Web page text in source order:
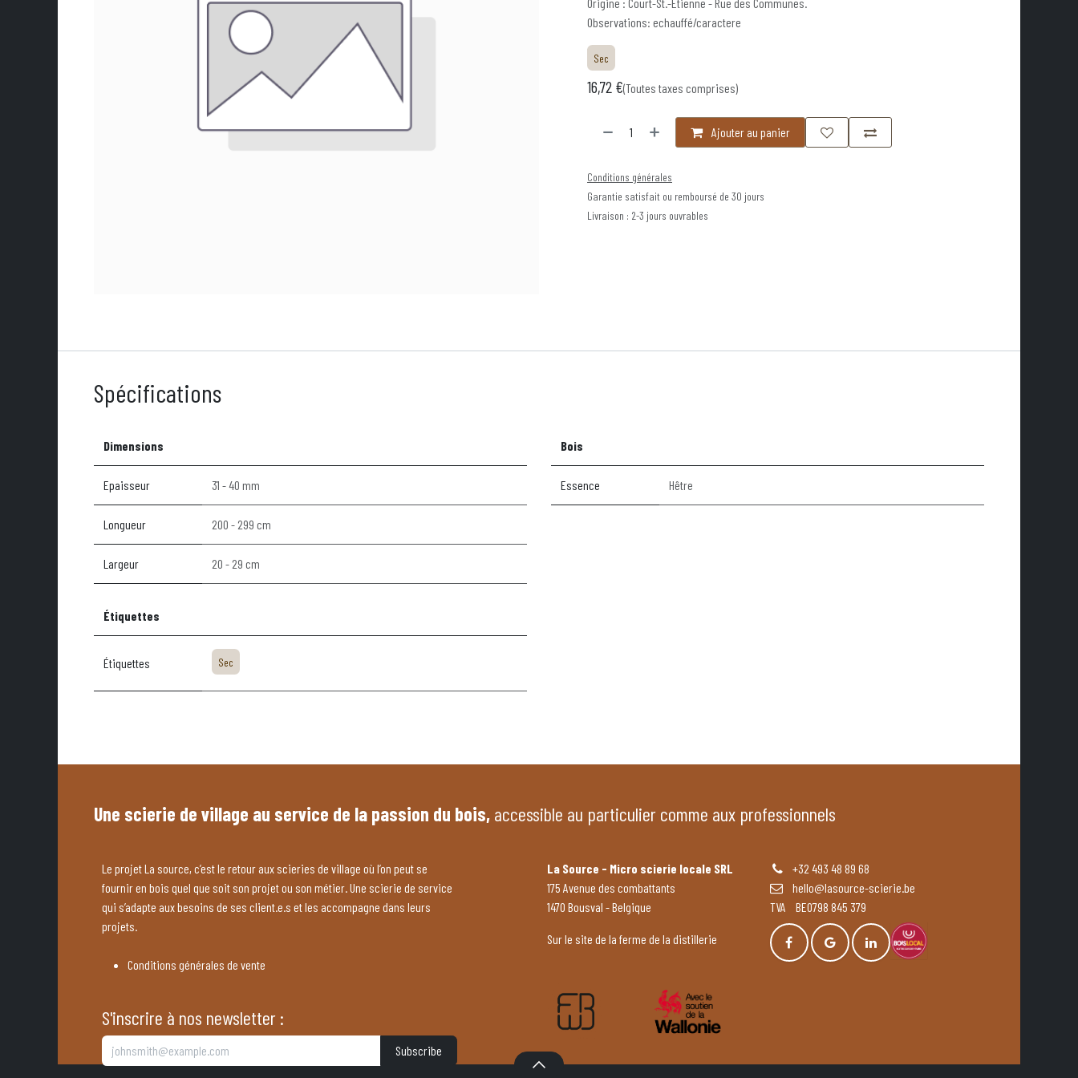
Observations: echauffé/caractere
Sec
16,72 €(Toutes taxes comprises)
Ajouter au panier
Conditions générales
Garantie satisfait ou remboursé de 30 jours
Livraison : 2-3 jours ouvrables
Spécifications
Dimensions
Epaisseur 31 - 40 mm
Longueur 200 - 299 cm
Largeur 20 - 29 cm
Bois
Essence Hêtre
Étiquettes
Étiquettes Sec
Une scierie de village au service de la passion du bois, accessible au particulier comme aux professionnels
Le projet La source, c’est le retour aux scieries de village où l’on peut se
fournir en bois quel que soit son projet ou son métier. Une scierie de service
qui s’adapte aux besoins de ses client.e.s et les accompagne dans leurs
projets.
Conditions générales de vente
S'inscrire à nos newsletter :
Subscribe
La Source - Micro scierie locale SRL
175 Avenue des combattants
1470 Bousval - Belgique
Sur le site de la ferme de la distillerie
+32 493 48 89 68
hello@lasource-scierie.be
TVA BE0798 845 379